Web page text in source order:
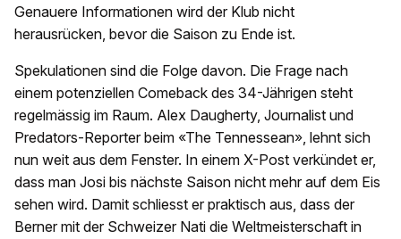
Genauere Informationen wird der Klub nicht
herausrücken, bevor die Saison zu Ende ist.
Spekulationen sind die Folge davon. Die Frage nach
einem potenziellen Comeback des 34-Jährigen steht
regelmässig im Raum. Alex Daugherty, Journalist und
Predators-Reporter beim «The Tennessean», lehnt sich
nun weit aus dem Fenster. In einem X-Post verkündet er,
dass man Josi bis nächste Saison nicht mehr auf dem Eis
sehen wird. Damit schliesst er praktisch aus, dass der
Berner mit der Schweizer Nati die Weltmeisterschaft in